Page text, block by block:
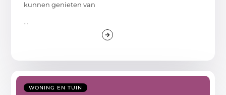
kunnen genieten van
...
WONING EN TUIN